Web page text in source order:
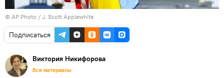
© AP Photo / J. Scott Applewhite
Подписаться
Виктория Никифорова
Все материалы